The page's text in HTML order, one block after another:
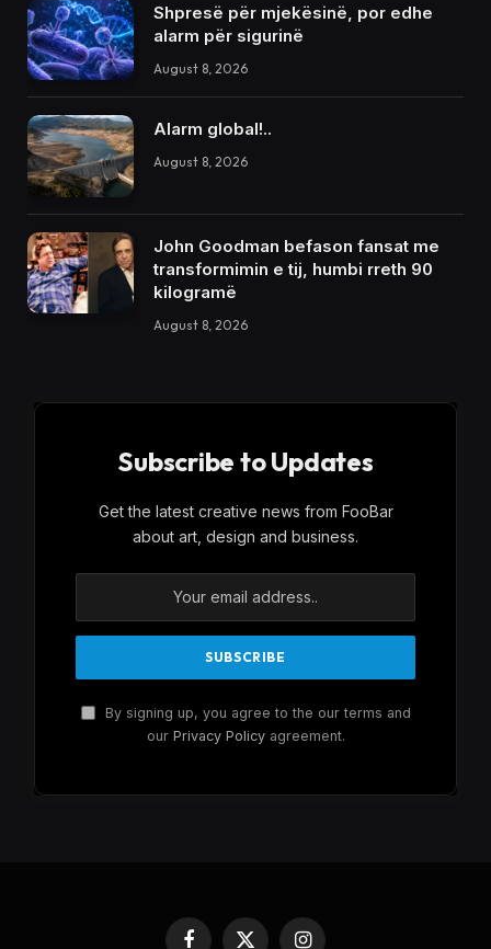
Shpresë për mjekësinë, por edhe
alarm për sigurinë
August 8, 2026
Alarm global!..
August 8, 2026
John Goodman befason fansat me
transformimin e tij, humbi rreth 90
kilogramë
August 8, 2026
Subscribe to Updates
Get the latest creative news from FooBar
about art, design and business.
By signing up, you agree to the our terms and
our Privacy Policyagreement.